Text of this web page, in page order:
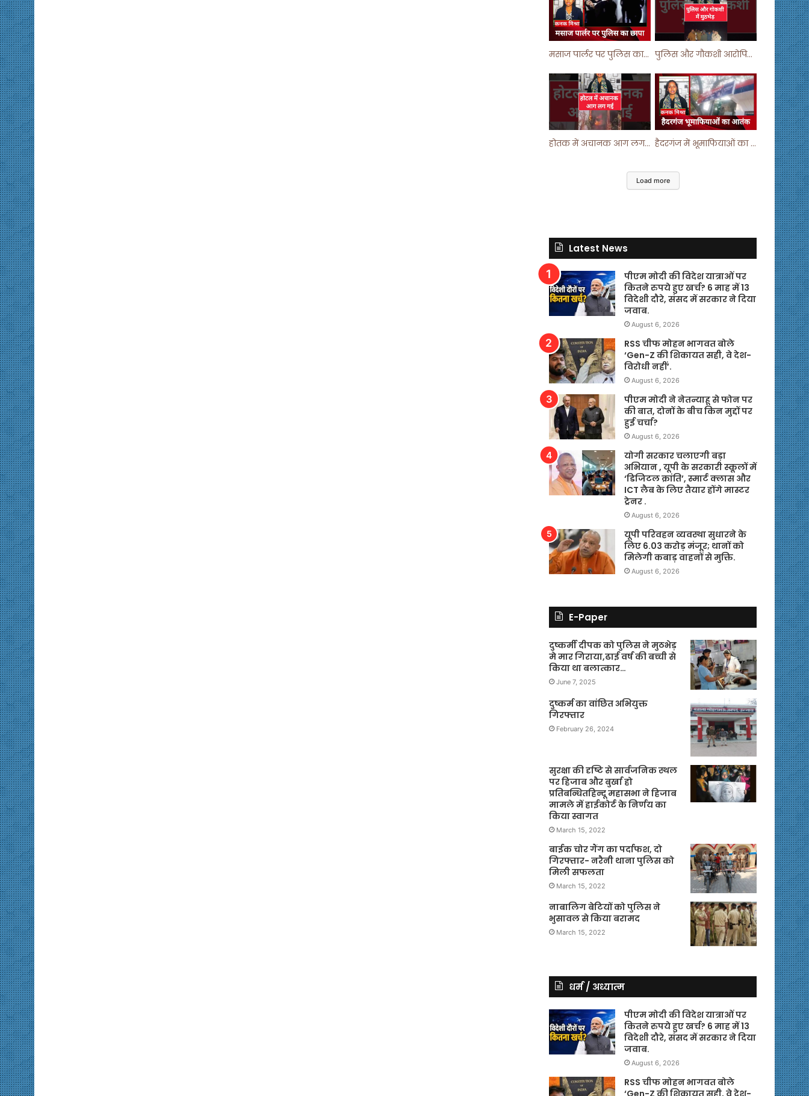
मसाज पार्लर पर पुलिस का छापा ! #viralvideo #trending #parlour पुलिस और गौकशी आरोपियों में मुठभेड़ ! #shortvideo #shorts #shortsfeed
होतक में अचानक आग लगने से मचा हड़कंप ! #shortsfeed #shorts #viralshorts हैदरगंज में भूमाफियाओं का आतंक ! #upnews #viral #viralvideo
Load more
Latest News
पीएम मोदी की विदेश यात्राओं पर
कितने रुपये हुए खर्च? 6 माह में 13
विदेशी दौरे, संसद में सरकार ने दिया
जवाब.
August 6, 2026
RSS चीफ मोहन भागवत बोले
‘Gen-Z की शिकायत सही, वे देश-
विरोधी नहीं’.
August 6, 2026
पीएम मोदी ने नेतन्याहू से फोन पर
की बात, दोनों के बीच किन मुद्दों पर
हुई चर्चा?
August 6, 2026
योगी सरकार चलाएगी बड़ा
अभियान , यूपी के सरकारी स्कूलों में
‘डिजिटल क्रांति’, स्मार्ट क्लास और
ICT लैब के लिए तैयार होंगे मास्टर
ट्रेनर .
August 6, 2026
यूपी परिवहन व्यवस्था सुधारने के
लिए 6.03 करोड़ मंजूर; थानों को
मिलेगी कबाड़ वाहनों से मुक्ति.
August 6, 2026
E-Paper
दुष्कर्मी दीपक को पुलिस ने मुठभेड़
मे मार गिराया,ढाई वर्ष की बच्ची से
किया था बलात्कार…
June 7, 2025
दुष्कर्म का वांछित अभियुक्त
गिरफ्तार
February 26, 2024
सुरक्षा की दृष्टि से सार्वजनिक स्थल
पर हिजाब और बुर्खा हो
प्रतिबन्धितहिन्दू महासभा ने हिजाब
मामले में हाईकोर्ट के निर्णय का
किया स्वागत
March 15, 2022
बाईक चोर गैंग का पर्दाफश, दो
गिरफ्तार- नरैनी थाना पुलिस को
मिली सफलता
March 15, 2022
नाबालिग बेटियों को पुलिस ने
भुसावल से किया बरामद
March 15, 2022
धर्म / अध्यात्म
पीएम मोदी की विदेश यात्राओं पर
कितने रुपये हुए खर्च? 6 माह में 13
विदेशी दौरे, संसद में सरकार ने दिया
जवाब.
August 6, 2026
RSS चीफ मोहन भागवत बोले
‘Gen-Z की शिकायत सही, वे देश-